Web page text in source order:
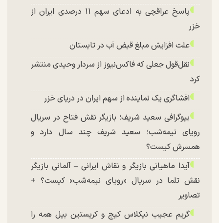
پاسخ عراقچی به ادعای سهم ۱۱ درصدی ایران از
خزر
علت افزایش مبلغ قبض آب در تابستان
نقل‌قول جعلی که فاکس‌نیوز از سردار وحیدی منتشر
کرد
افشاگری یک نماینده از سهم ایران در دریای خزر
بیوگرافی سعید شریف؛ بازیگر نقش فتاح در سریال
رویای نیمه‌شب؛ سعید شریف چند سال دارد و
همسرش کیست؟
آیدا ماهیانی بازیگر و نقاش ایرانی – آلمانی بازیگر
نقش تلما در سریال «رویای نیمه‌شب» کیست؟ +
تصاویر
گریم عجیب نیکلاس کیج و کریستین بیل همه را